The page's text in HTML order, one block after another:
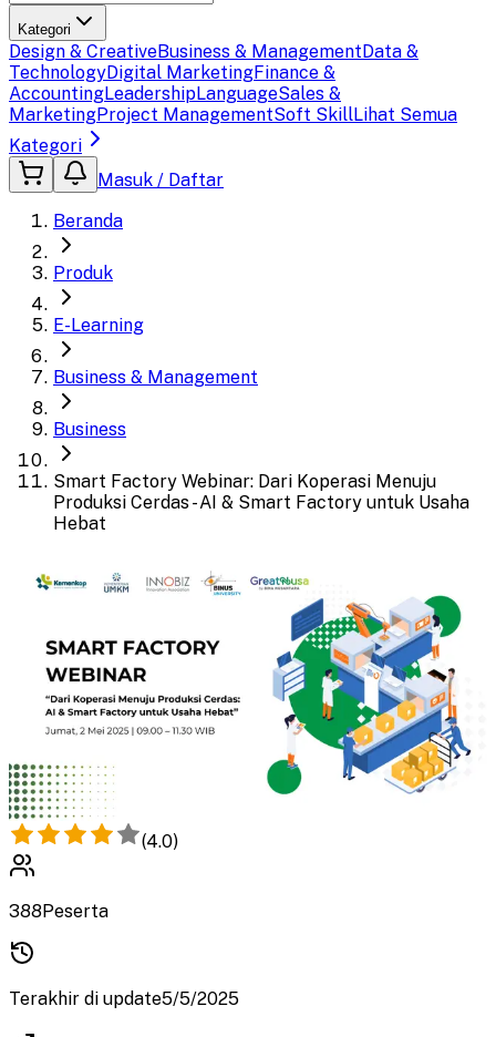
Kategori
Design & CreativeBusiness & ManagementData &
TechnologyDigital MarketingFinance &
AccountingLeadershipLanguageSales &
MarketingProject ManagementSoft SkillLihat Semua
Kategori
Masuk / Daftar
Beranda
Produk
E-Learning
Business & Management
Business
Smart Factory Webinar: Dari Koperasi Menuju
Produksi Cerdas - AI & Smart Factory untuk Usaha
Hebat
(4.0)
388Peserta
Terakhir di update5/5/2025